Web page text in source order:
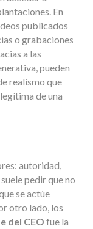
En
publicados
o grabaciones
a las
pueden
realismo que
de una
autoridad,
pedir que no
se actúe
otro lado, los
del CEO fue la